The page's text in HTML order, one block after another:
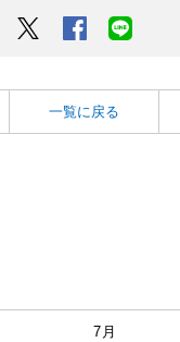
Twitter Facebook
一覧に戻る
7月